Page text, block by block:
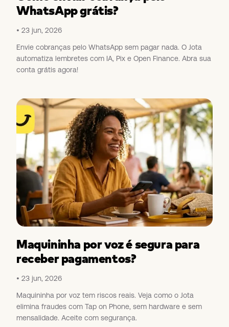
WhatsApp grátis?
23 jun, 2026
Envie cobranças pelo WhatsApp sem pagar nada. O Jota
automatiza lembretes com IA, Pix e Open Finance. Abra sua
conta grátis agora!
Maquininha por voz é segura para
receber pagamentos?
23 jun, 2026
Maquininha por voz tem riscos reais. Veja como o Jota
elimina fraudes com Tap on Phone, sem hardware e sem
mensalidade. Aceite com segurança.